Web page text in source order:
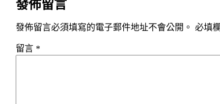
發佈留言
發佈留言必須填寫的電子郵件地址不會公開。 必填
留言 *